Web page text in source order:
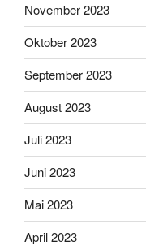
November 2023
Oktober 2023
September 2023
August 2023
Juli 2023
Juni 2023
Mai 2023
April 2023